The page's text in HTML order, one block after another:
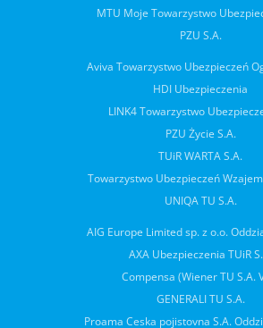
MTU Moje Towarzystwo
PZU S.A.
Aviva Towarzystwo Ubezpieczeń
HDI Ubezpieczenia
LINK4 Towarzystwo
PZU Życie S.A.
TUiR WARTA S.A.
Towarzystwo Ubezpieczeń
UNIQA TU S.A.
AIG Europe Limited sp. z o.o.
AXA Ubezpieczenia TUiR
Compensa (Wiener TU S.A.
GENERALI TU S.A.
Proama Ceska pojistovna S.A.